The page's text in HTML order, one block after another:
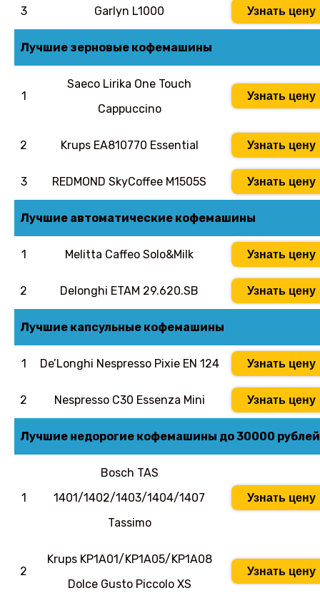
3 Garlyn L1000 Узнать цену
Лучшие зерновые кофемашины
1
Saeco Lirika One Touch
Cappuccino
Узнать цену
2 Krups EA810770 Essential Узнать цену
3 REDMOND SkyCoffee M1505S Узнать цену
Лучшие автоматические кофемашины
1 Melitta Caffeo Solo&Milk Узнать цену
2 Delonghi ETAM 29.620.SB Узнать цену
Лучшие капсульные кофемашины
1 De’Longhi Nespresso Pixie EN 124 Узнать цену
2 Nespresso C30 Essenza Mini Узнать цену
Лучшие недорогие кофемашины до 30000 рублей
1
Bosch TAS
1401/1402/1403/1404/1407
Tassimo
Узнать цену
2
Krups KP1A01/KP1A05/KP1A08
Dolce Gusto Piccolo XS
Узнать цену